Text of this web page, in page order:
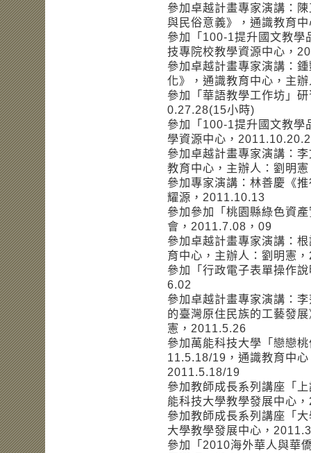
參加卓越計畫專家演講：
與民俗意義》，通識教育
參加「100-1提升國文教學
技專院校教學資源中心，
參加卓越計畫專家演講：
化》，通識教育中心，主
參加「華語教學工作坊」
0.27.28(15小時)
參加「100-1提升國文教學
學資源中心，
參加卓越計畫專家演講：
教育中心，主辦人：劉明
參加專家演講：林善慶《
耀源，2011.10.13
參加參加「桃園縣綠色資
會，2011.7.08，09
參加卓越計畫專家演講：
育中心，主辦人：劉明憲
參加「行政電子表單操作
6.02
參加卓越計畫專家演講：
的臺灣原住民族的工藝發
憲，2011.5.26
參加萬能科技大學「戀戀
11.5.18/19，通識教育中
2011.5.18/19
參加教師成長系列講座「
能科技大學教學發展中心
參加教師成長系列講座「
大學教學發展中心，
參加「2010海外華人與華